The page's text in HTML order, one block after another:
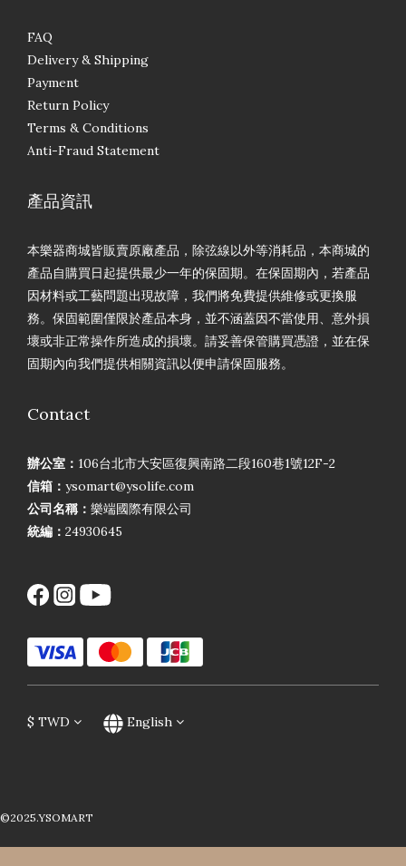
FAQ
Delivery & Shipping
Payment
Return Policy
Terms & Conditions
Anti-Fraud Statement
產品資訊
本樂器商城皆販賣原廠產品，除弦線以外等消耗品，本商城的
產品自購買日起提供最少一年的保固期。在保固期內，若產品
因材料或工藝問題出現故障，我們將免費提供維修或更換服
務。保固範圍僅限於產品本身，並不涵蓋因不當使用、意外損
壞或非正常操作所造成的損壞。請妥善保管購買憑證，並在保
固期內向我們提供相關資訊以便申請保固服務。
Contact
辦公室： 106台北市大安區復興南路二段160巷1號12F-2
信箱： ysomart@ysolife.com
公司名稱： 樂端國際有限公司
統編： 24930645
$ TWD English
©2025.YSOMART